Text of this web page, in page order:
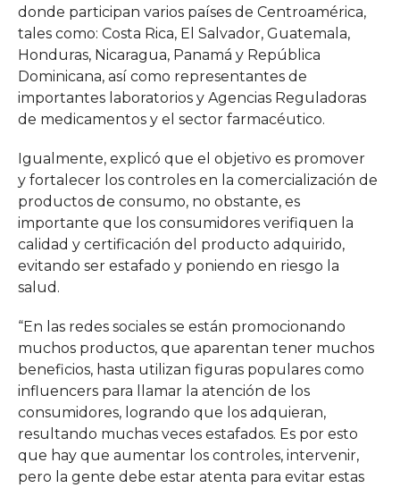
donde participan varios países de Centroamérica,
tales como: Costa Rica, El Salvador, Guatemala,
Honduras, Nicaragua, Panamá y República
Dominicana, así como representantes de
importantes laboratorios y Agencias Reguladoras
de medicamentos y el sector farmacéutico.
Igualmente, explicó que el objetivo es promover
y fortalecer los controles en la comercialización de
productos de consumo, no obstante, es
importante que los consumidores verifiquen la
calidad y certificación del producto adquirido,
evitando ser estafado y poniendo en riesgo la
salud.
“En las redes sociales se están promocionando
muchos productos, que aparentan tener muchos
beneficios, hasta utilizan figuras populares como
influencers para llamar la atención de los
consumidores, logrando que los adquieran,
resultando muchas veces estafados. Es por esto
que hay que aumentar los controles, intervenir,
pero la gente debe estar atenta para evitar estas